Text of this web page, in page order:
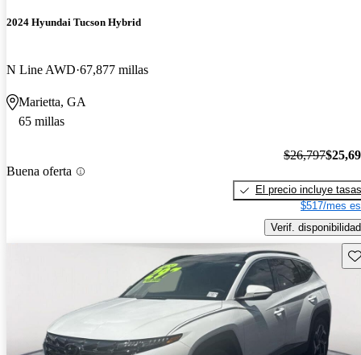
2024 Hyundai Tucson Hybrid
N Line AWD 67,877 millas
Marietta, GA
65 millas
Buena oferta
$26,797
El precio incluye tasas
$517/mes
Verif. disponibilidad